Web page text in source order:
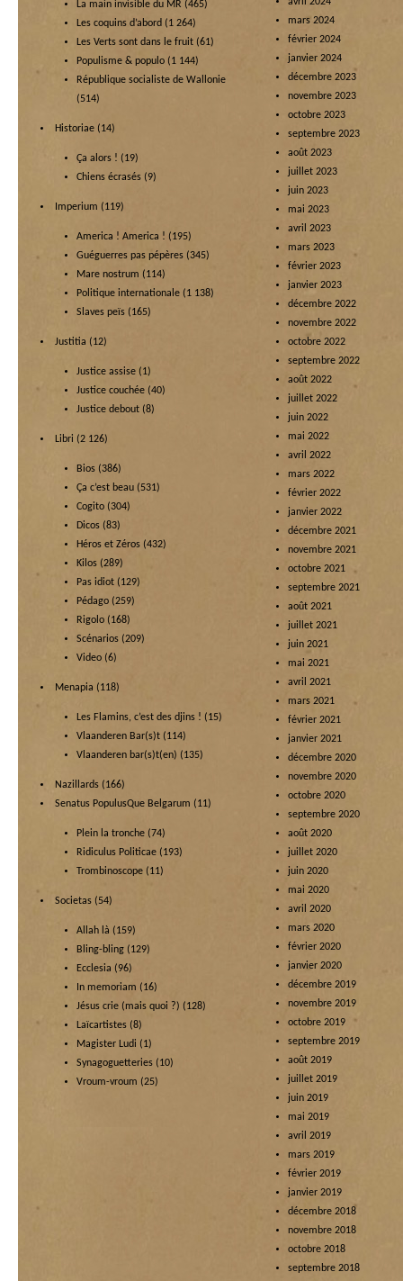
La main invisible du MR (465)
Les coquins d’abord (1 264)
Les Verts sont dans le fruit (61)
Populisme & populo (1 144)
République socialiste de Wallonie
(514)
Historiae (14)
Ça alors ! (19)
Chiens écrasés (9)
Imperium (119)
America ! America ! (195)
Guéguerres pas pépères (345)
Mare nostrum (114)
Politique internationale (1 138)
Slaves peïs (165)
Justitia (12)
Justice assise (1)
Justice couchée (40)
Justice debout (8)
Libri (2 126)
Bios (386)
Ça c’est beau (531)
Cogito (304)
Dicos (83)
Héros et Zéros (432)
Kilos (289)
Pas idiot (129)
Pédago (259)
Rigolo (168)
Scénarios (209)
Video (6)
Menapia (118)
Les Flamins, c’est des djins ! (15)
Vlaanderen Bar(s)t (114)
Vlaanderen bar(s)t(en) (135)
Nazillards (166)
Senatus PopulusQue Belgarum (11)
Plein la tronche (74)
Ridiculus Politicae (193)
Trombinoscope (11)
Societas (54)
Allah là (159)
Bling-bling (129)
Ecclesia (96)
In memoriam (16)
Jésus crie (mais quoi ?) (128)
Laïcartistes (8)
Magister Ludi (1)
Synagoguetteries (10)
Vroum-vroum (25)
mars 2024
février 2024
janvier 2024
décembre 2023
novembre 2023
octobre 2023
septembre 2023
août 2023
juillet 2023
juin 2023
mai 2023
avril 2023
mars 2023
février 2023
janvier 2023
décembre 2022
novembre 2022
octobre 2022
septembre 2022
août 2022
juillet 2022
juin 2022
mai 2022
avril 2022
mars 2022
février 2022
janvier 2022
décembre 2021
novembre 2021
octobre 2021
septembre 2021
août 2021
juillet 2021
juin 2021
mai 2021
avril 2021
mars 2021
février 2021
janvier 2021
décembre 2020
novembre 2020
octobre 2020
septembre 2020
août 2020
juillet 2020
juin 2020
mai 2020
avril 2020
mars 2020
février 2020
janvier 2020
décembre 2019
novembre 2019
octobre 2019
septembre 2019
août 2019
juillet 2019
juin 2019
mai 2019
avril 2019
mars 2019
février 2019
janvier 2019
décembre 2018
novembre 2018
octobre 2018
septembre 2018